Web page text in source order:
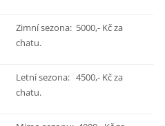
Zimní sezona: 5000,- Kč za
chatu.
Letní sezona: 4500,- Kč za
chatu.